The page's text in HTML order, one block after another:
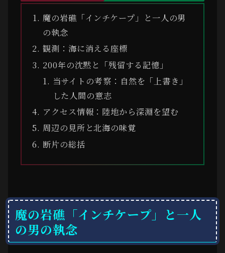
魔の岩礁「インチケープ」と一人の男
の執念
観測：海に消える座標
200年の沈黙と「残留する記憶」
当サイトの考察：自然を「上書き」
した人間の意志
アクセス情報：陸地から深淵を望む
周辺の見所と北海の味覚
断片の総括
魔の岩礁「インチケープ」と一人
の男の執念